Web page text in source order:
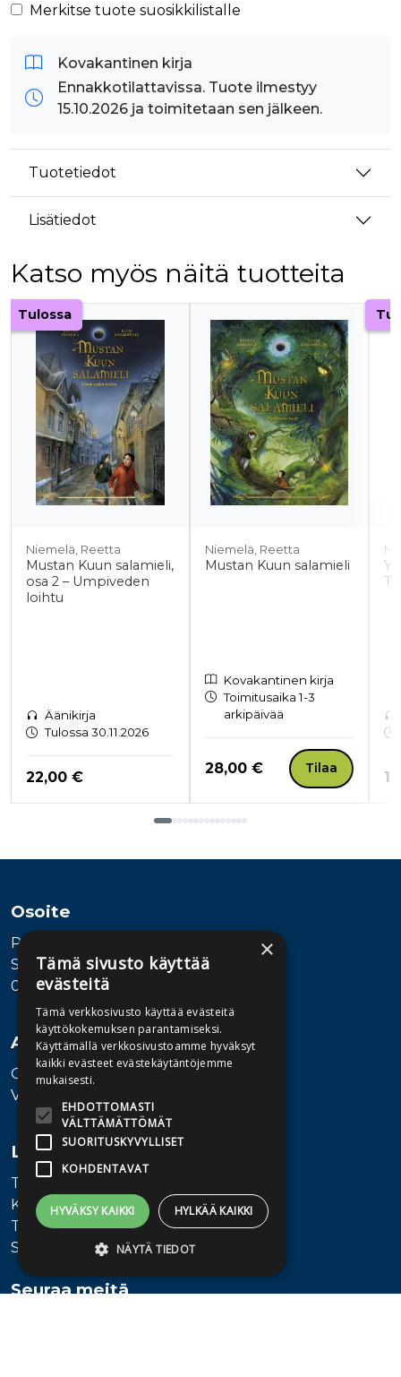
Merkitse tuote suosikkilistalle
Kovakantinen kirja
Ennakkotilattavissa. Tuote ilmestyy
15.10.2026 ja toimitetaan sen jälkeen.
Tuotetiedot
Lisätiedot
Katso myös näitä tuotteita
Tuoteluettelon alku
Tulossa
Niemelä, Reetta
Mustan Kuun salamieli,
osa 2 – Umpiveden
loihtu
Äänikirja
Tulossa 30.11.2026
Hinta nyt
22,00 €
Niemelä, Reetta
Mustan Kuun salamieli
Kovakantinen kirja
Toimitusaika 1-3
arkipäivää
Hinta nyt
28,00 € Tilaa
Osoite
Publiva Oy
Sörnäistenkatu 1
00580 Helsinki
Asiakaspalvelu
Ota yhteyttä
Vaihde: 010 345100
Lisätietoa
Toimitusehdot
Käyttöohjeet
Tietosuojaseloste
Saavutettavuusseloste
Seuraa meitä
×
Tämä sivusto käyttää
evästeitä
Tämä verkkosivusto käyttää evästeitä
käyttökokemuksen parantamiseksi.
Käyttämällä verkkosivustoamme hyväksyt
kaikki evästeet evästekäytäntöjemme
mukaisesti.
EHDOTTOMASTI
VÄLTTÄMÄTTÖMÄT
SUORITUSKYVYLLISET
KOHDENTAVAT
HYVÄKSY KAIKKI HYLKÄÄ KAIKKI
NÄYTÄ TIEDOT